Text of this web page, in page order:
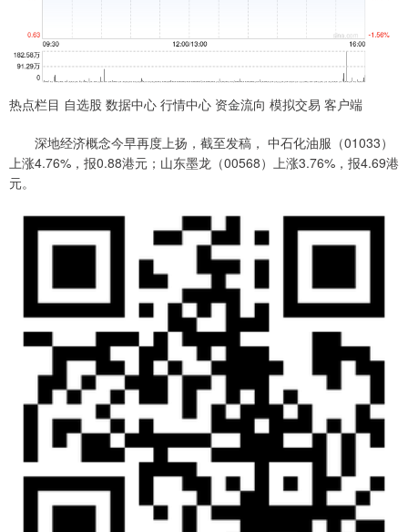
热点栏目 自选股 数据中心 行情中心 资金流向 模拟交易 客户端
深地经济概念今早再度上扬，截至发稿， 中石化油服（01033）
上涨4.76%，报0.88港元；山东墨龙（00568）上涨3.76%，报4.69港
元。